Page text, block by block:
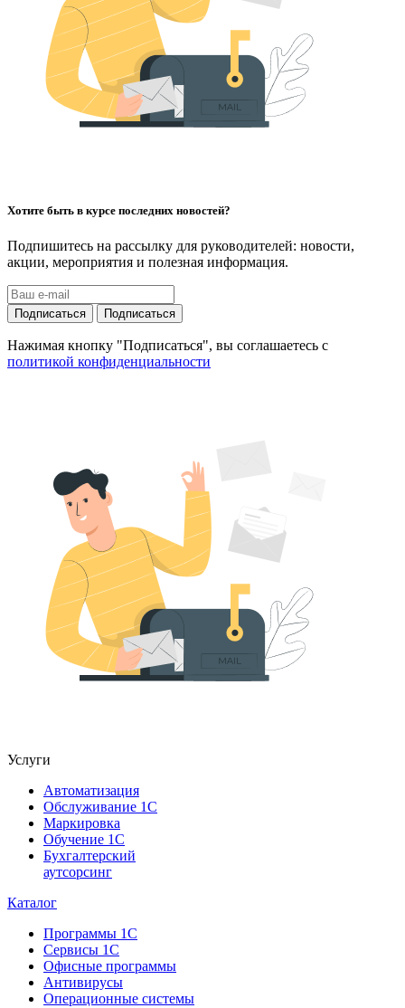
Хотите быть в курсе последних новостей?
Подпишитесь на рассылку для руководителей: новости,
акции, мероприятия и полезная информация.
Подписаться Подписаться
Нажимая кнопку "Подписаться", вы соглашаетесь с
политикой конфиденциальности
Услуги
Автоматизация
Обслуживание 1С
Маркировка
Обучение 1С
Бухгалтерский
аутсорсинг
Каталог
Программы 1С
Сервисы 1С
Офисные программы
Антивирусы
Операционные системы